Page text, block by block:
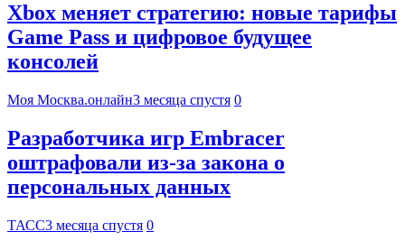
Xbox меняет стратегию: новые тарифы
Game Pass и цифровое будущее
консолей
Моя Москва.онлайн3 месяца спустя 0
Разработчика игр Embracer
оштрафовали из-за закона о
персональных данных
ТАСС3 месяца спустя 0